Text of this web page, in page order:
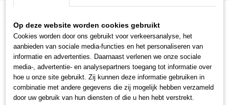
Home > > Trouwringen / Wedding Ck collectie (Zilver)
S051
Op deze website worden cookies gebruikt
Cookies worden door ons gebruikt voor verkeersanalyse, het
aanbieden van sociale media-functies en het personaliseren van
informatie en advertenties. Daarnaast verlenen we onze sociale
media-, advertentie- en analysepartners toegang tot informatie over
hoe u onze site gebruikt. Zij kunnen deze informatie gebruiken in
combinatie met andere gegevens die zij mogelijk hebben verzameld
door uw gebruik van hun diensten of die u hen hebt verstrekt.